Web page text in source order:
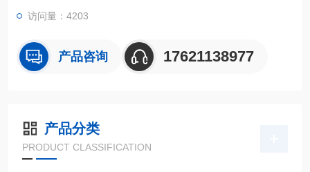
访问量：4203
产品咨询 17621138977
产品分类
PRODUCT CLASSIFICATION